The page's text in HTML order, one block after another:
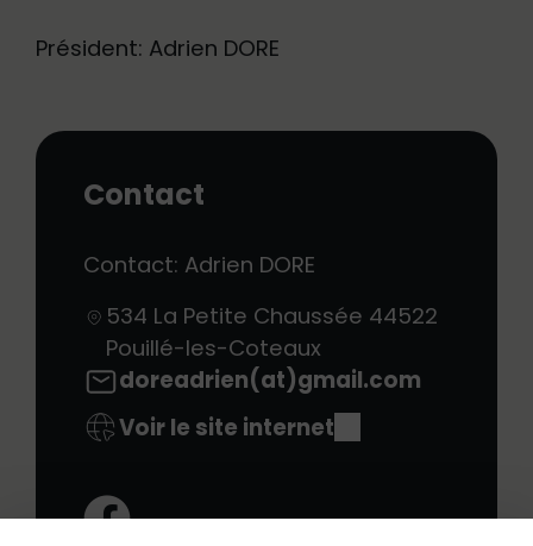
Président: Adrien DORE
Contact
Contact: Adrien DORE
534 La Petite Chaussée 44522
Pouillé-les-Coteaux
doreadrien(at)gmail.com
Voir le site internet
Facebook: